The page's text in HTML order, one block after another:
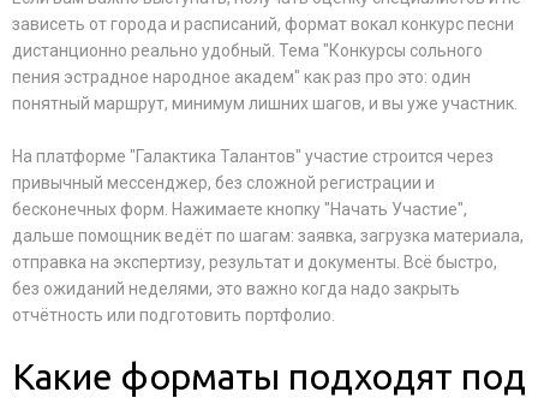
зависеть от города и расписаний, формат вокал конкурс песни
дистанционно реально удобный. Тема "Конкурсы сольного
пения эстрадное народное академ" как раз про это: один
понятный маршрут, минимум лишних шагов, и вы уже участник.
На платформе "Галактика Талантов" участие строится через
привычный мессенджер, без сложной регистрации и
бесконечных форм. Нажимаете кнопку "Начать Участие",
дальше помощник ведёт по шагам: заявка, загрузка материала,
отправка на экспертизу, результат и документы. Всё быстро,
без ожиданий неделями, это важно когда надо закрыть
отчётность или подготовить портфолио.
Какие форматы подходят под